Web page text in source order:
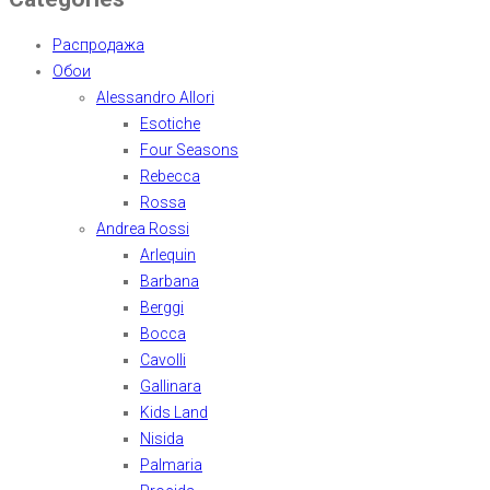
Распродажа
Обои
Alessandro Allori
Esotiche
Four Seasons
Rebecca
Rossa
Andrea Rossi
Arlequin
Barbana
Berggi
Bocca
Cavolli
Gallinara
Kids Land
Nisida
Palmaria